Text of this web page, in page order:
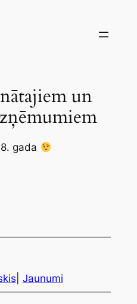
un
gada
Jaunumi